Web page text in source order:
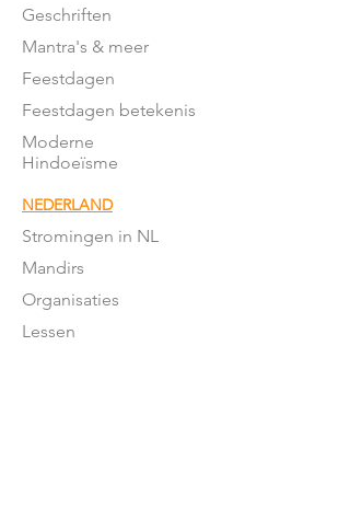
Geschriften
Mantra's & meer
Feestdagen
Feestdagen betekenis
Moderne
Hindoeïsme
NEDERLAND
Stromingen in NL
Mandirs
Organisaties
Lessen